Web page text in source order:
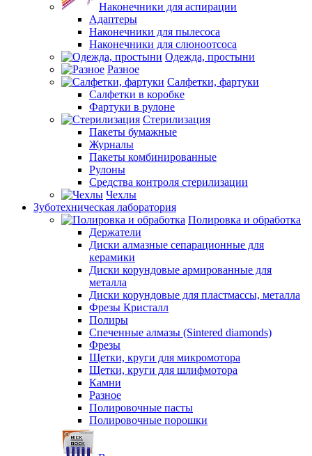
Наконечники для аспирации
Адаптеры
Наконечники для пылесоса
Наконечники для слюноотсоса
Одежда, простыни
Разное
Салфетки, фартуки
Салфетки в коробке
Фартуки в рулоне
Стерилизация
Пакеты бумажные
Журналы
Пакеты комбинированные
Рулоны
Средства контроля стерилизации
Чехлы
Зуботехническая лаборатория
Полировка и обработка
Держатели
Диски алмазные сепарационные для
керамики
Диски корундовые армированные для
металла
Диски корундовые для пластмассы, металла
Фрезы Кристалл
Полиры
Спеченные алмазы (Sintered diamonds)
Фрезы
Щетки, круги для микромотора
Щетки, круги для шлифмотора
Камни
Разное
Полировочные пасты
Полировочные порошки